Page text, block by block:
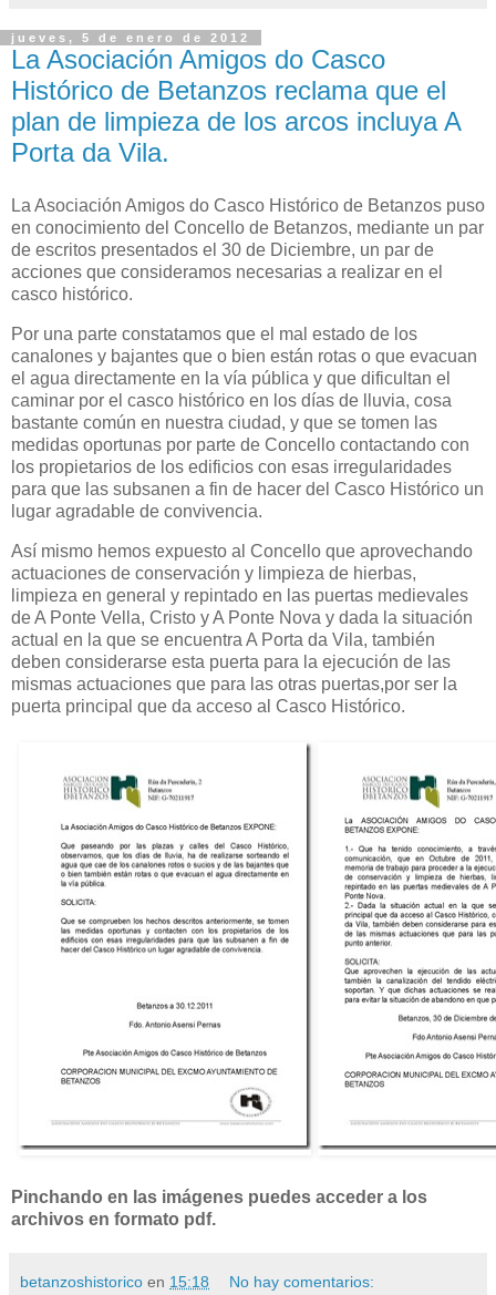
jueves, 5 de enero de 2012
La Asociación Amigos do Casco
Histórico de Betanzos reclama que el
plan de limpieza de los arcos incluya A
Porta da Vila.
La Asociación Amigos do Casco Histórico de Betanzos puso
en conocimiento del Concello de Betanzos, mediante un par
de escritos presentados el 30 de Diciembre, un par de
acciones que consideramos necesarias a realizar en el
casco histórico.
Por una parte constatamos que el mal estado de los
canalones y bajantes que o bien están rotas o que evacuan
el agua directamente en la vía pública y que dificultan el
caminar por el casco histórico en los días de lluvia, cosa
bastante común en nuestra ciudad, y que se tomen las
medidas oportunas por parte de Concello contactando con
los propietarios de los edificios con esas irregularidades
para que las subsanen a fin de hacer del Casco Histórico un
lugar agradable de convivencia.
Así mismo hemos expuesto al Concello que aprovechando
actuaciones de conservación y limpieza de hierbas,
limpieza en general y repintado en las puertas medievales
de A Ponte Vella, Cristo y A Ponte Nova y dada la situación
actual en la que se encuentra A Porta da Vila, también
deben considerarse esta puerta para la ejecución de las
mismas actuaciones que para las otras puertas,por ser la
puerta principal que da acceso al Casco Histórico.
Pinchando en las imágenes puedes acceder a los
archivos en formato pdf.
betanzoshistorico en 15:18 No hay comentarios: